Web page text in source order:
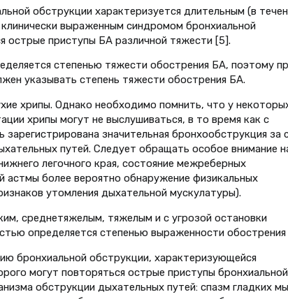
обструкции характеризуется длительным (в
выраженным синдромом бронхиальной
острые приступы БА различной тяжести [5].
степенью тяжести обострения БА, поэтому
указывать степень тяжести обострения БА.
хрипы. Однако необходимо помнить, что у
хрипы могут не выслушиваться, в то время как с
значительная бронхообструкция за
путей. Следует обращать особое внимание
легочного края, состояние межреберных
более вероятно обнаружение физикальных
утомления дыхательной мускулатуры).
среднетяжелым, тяжелым и с угрозой остановки
определяется степенью выраженности
бронхиальной обструкции, характеризующейся
могут повторяться острые приступы бронхиальной
обструкции дыхательных путей: спазм гладких